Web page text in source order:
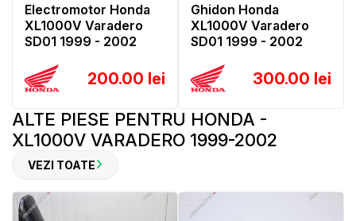
Electromotor Honda
XL1000V Varadero
SD01 1999 - 2002
200.00 lei
Ghidon Honda
XL1000V Varadero
SD01 1999 - 2002
300.00 lei
ALTE PIESE PENTRU HONDA -
XL1000V VARADERO 1999-2002
VEZI TOATE